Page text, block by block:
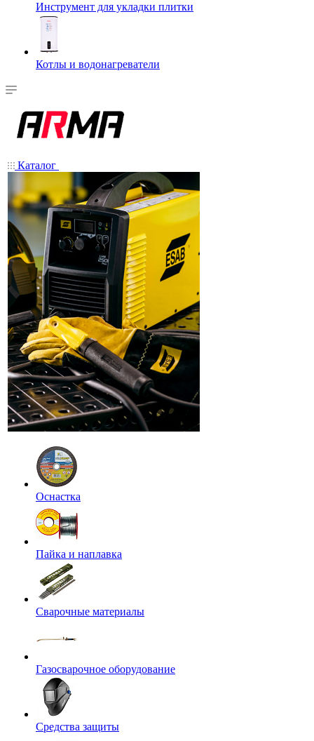
Инструмент для укладки плитки
Котлы и водонагреватели
Каталог
Оснастка
Пайка и наплавка
Сварочные материалы
Газосварочное оборудование
Средства защиты